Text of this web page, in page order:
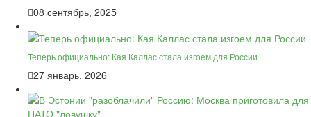
08 сентябрь, 2025
Теперь официально: Кая Каллас стала изгоем для России
27 январь, 2026